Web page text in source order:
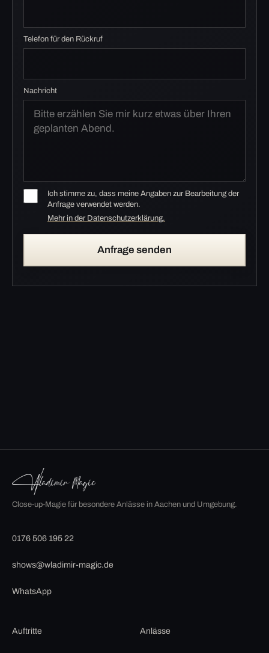
Telefon für den Rückruf
Nachricht
Ich stimme zu, dass meine Angaben zur Bearbeitung der
Anfrage verwendet werden.
Mehr in der Datenschutzerklärung.
Anfrage senden
Close-up-Magie für besondere Anlässe in Aachen und Umgebung.
0176 506 195 22
shows@wladimir-magic.de
WhatsApp
Auftritte Anlässe